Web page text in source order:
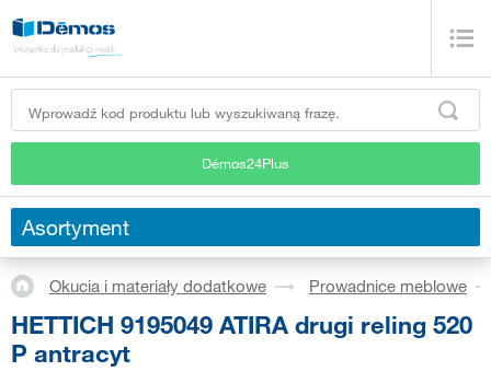
Démos24Plus
Asortyment
Okucia i materiały dodatkowe Prowadnice meblowe
HETTICH 9195049 ATIRA drugi reling 520
P antracyt